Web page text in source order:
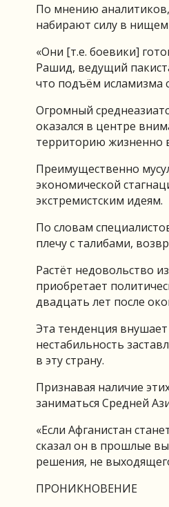
По мнению аналитиков,
набирают силу в
«Они [т.е. боевики]
Рашид, ведущий
что подъём исламизма
Огромный
оказался в центре
территорию жизненно
Преимущественно
экономической
экстремистским идеям.
По словам
плечу с талибами,
Растёт недовольство
приобретает
двадцать лет после
Эта тенденция
нестабильность
в эту страну.
Признавая наличие
заниматься Средней
«Если Афганистан
сказал он в прошлые
решения, не
ПРОНИКНОВЕНИЕ